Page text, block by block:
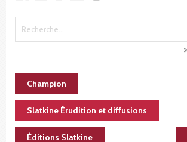
Champion
Slatkine Érudition et diffusions
Éditions Slatkine